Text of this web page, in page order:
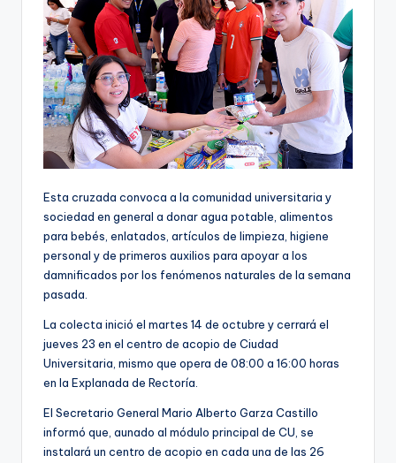
Esta cruzada convoca a la comunidad universitaria y
sociedad en general a donar agua potable, alimentos
para bebés, enlatados, artículos de limpieza, higiene
personal y de primeros auxilios para apoyar a los
damnificados por los fenómenos naturales de la semana
pasada.
La colecta inició el martes 14 de octubre y cerrará el
jueves 23 en el centro de acopio de Ciudad
Universitaria, mismo que opera de 08:00 a 16:00 horas
en la Explanada de Rectoría.
El Secretario General Mario Alberto Garza Castillo
informó que, aunado al módulo principal de CU, se
instalará un centro de acopio en cada una de las 26